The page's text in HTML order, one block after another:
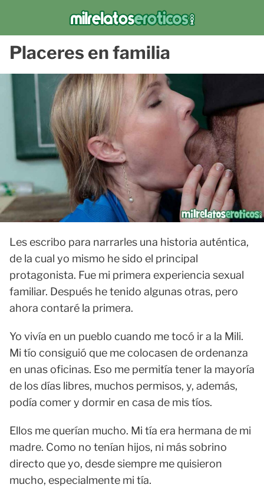
Placeres en familia
Les escribo para narrarles una historia auténtica,
de la cual yo mismo he sido el principal
protagonista. Fue mi primera experiencia sexual
familiar. Después he tenido algunas otras, pero
ahora contaré la primera.
Yo vivía en un pueblo cuando me tocó ir a la Mili.
Mi tío consiguió que me colocasen de ordenanza
en unas oficinas. Eso me permitía tener la mayoría
de los días libres, muchos permisos, y, además,
podía comer y dormir en casa de mis tíos.
Ellos me querían mucho. Mi tía era hermana de mi
madre. Como no tenían hijos, ni más sobrino
directo que yo, desde siempre me quisieron
mucho, especialmente mi tía.